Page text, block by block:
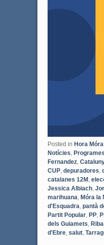
Posted in Hora
Notícies, Programes
Fernandez,
CUP, depuradores,
catalanes 12M ,
Jessica Albiach,
marihuana, Móra la
d'Esquadra, pantà
Partit Popular, PP,
dels Guiamets,
d'Ebre, salut,